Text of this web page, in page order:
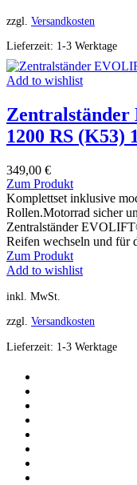
zzgl. Versandkosten
Lieferzeit: 1-3 Werktage
Add to wishlist
1200 RS (K53)
349,00 €
Zum Produkt
Komplettset inklusive
Rollen.Motorrad sicher
Zentralständer
Reifen wechseln und für
Zum Produkt
Add to wishlist
inkl. MwSt.
zzgl. Versandkosten
Lieferzeit: 1-3 Werktage